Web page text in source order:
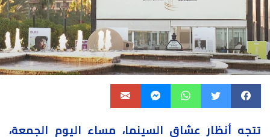
تتجه أنظار عشاق السينما، مساء اليوم الجمعة،